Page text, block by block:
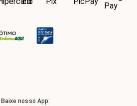
Baixe nosso App: